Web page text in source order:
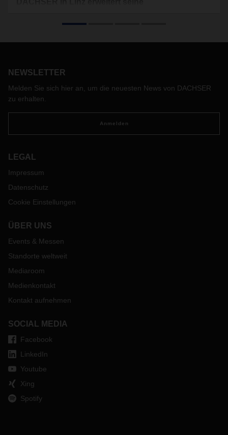
Hörsching bei Linz die Erweiterung seines Warehouses
weitere Lager- und Logistikfläche hat eine Grundfläche von
NEWSLETTER
Melden Sie sich hier an, um die neuesten News von DACHSER
zu erhalten.
Anmelden
LEGAL
Impressum
Datenschutz
Cookie Einstellungen
ÜBER UNS
Events & Messen
Standorte weltweit
Mediaroom
Medienkontakt
Kontakt aufnehmen
SOCIAL MEDIA
Facebook
LinkedIn
Youtube
Xing
Spotify